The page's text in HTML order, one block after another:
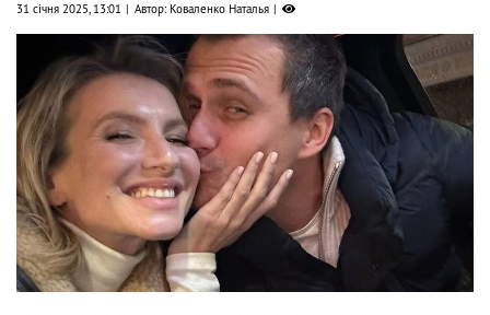
31 січня 2025, 13:01 Автор: Коваленко Наталья